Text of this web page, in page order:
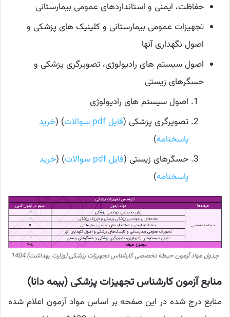
حفاظت، ایمنی و استانداردهای عمومی بیمارستانی
تجهیزات عمومی بیمارستانی و کلینیک های پزشکی و
اصول نگهداری آنها
اصول سیستم های رادیولوژی، تصویرگری پزشکی و
حسگرهای زیستی
اصول سیستم های رادیولوژی
تصویرگری پزشکی (فایل pdf سوالات ) (خرید
پاسخنامه)
حسگرهای زیستی (فایل pdf سوالات ) (خرید
پاسخنامه)
جدول مواد آزمون حیطه تخصصی کارشناس تجهیزات پزشکی (وزارت بهداشت) 1404
منابع آزمون کارشناس تجهیزات پزشکی (بیمه دانا)
منابع درج شده در این صفحه بر اساس مواد آزمون اعلام شده